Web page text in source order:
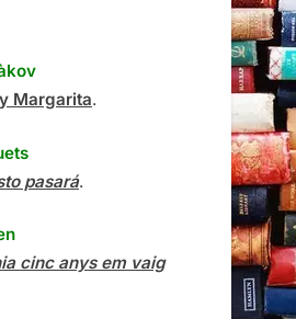
Margarita.
pasará.
cinc anys em vaig